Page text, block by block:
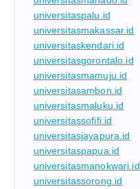
universitaspalu.id
universitasmakassar.id
universitaskendari.id
universitasgorontalo.id
universitasmamuju.id
universitasambon.id
universitasmaluku.id
universitassofifi.id
universitasjayapura.id
universitaspapua.id
universitasmanokwari.id
universitassorong.id